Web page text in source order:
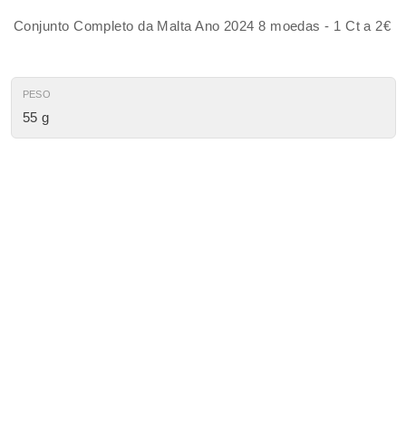
Conjunto Completo da Malta Ano 2024 8 moedas - 1 Ct a 2€
PESO
55 g